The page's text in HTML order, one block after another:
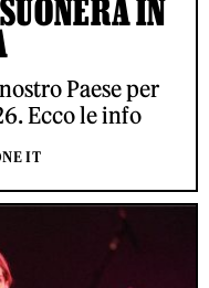
IN
Paese per
Ecco le info
IT